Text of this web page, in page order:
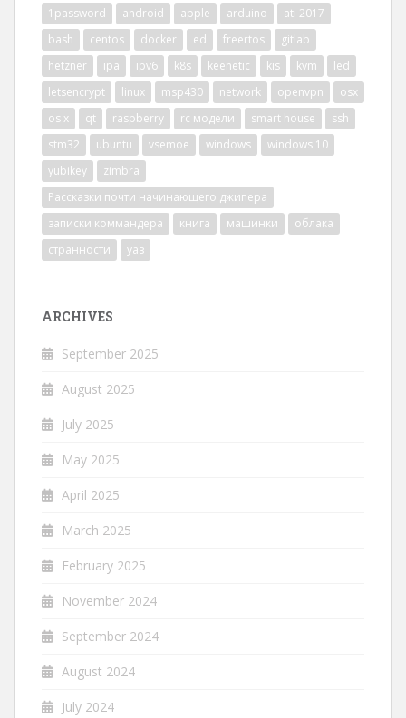
1password android apple arduino
ati 2017
bash
centos docker ed freertos
gitlab
hetzner
ipa ipv6 k8s keenetic kis kvm
led
letsencrypt
linux msp430 network openvpn
osx
os x
qt raspberry rc модели smart house
ssh
stm32
ubuntu vsemoe windows
windows 10
yubikey
zimbra
Рассказки почти начинающего джипера
записки коммандера
книга машинки
облака
странности
уаз
ARCHIVES
September 2025
August 2025
July 2025
May 2025
April 2025
March 2025
February 2025
November 2024
September 2024
August 2024
July 2024